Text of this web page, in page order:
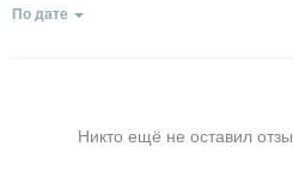
По дате
Никто ещё не оставил